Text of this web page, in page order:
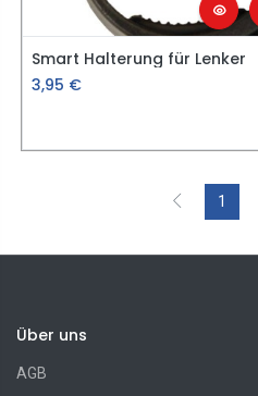
Smart Halterung für Lenker
3,95 €
1
Über uns
AGB